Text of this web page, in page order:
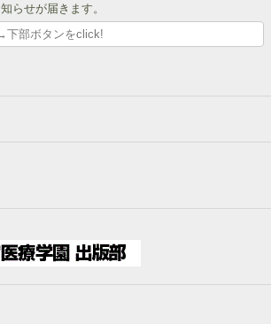
らせが届きます。